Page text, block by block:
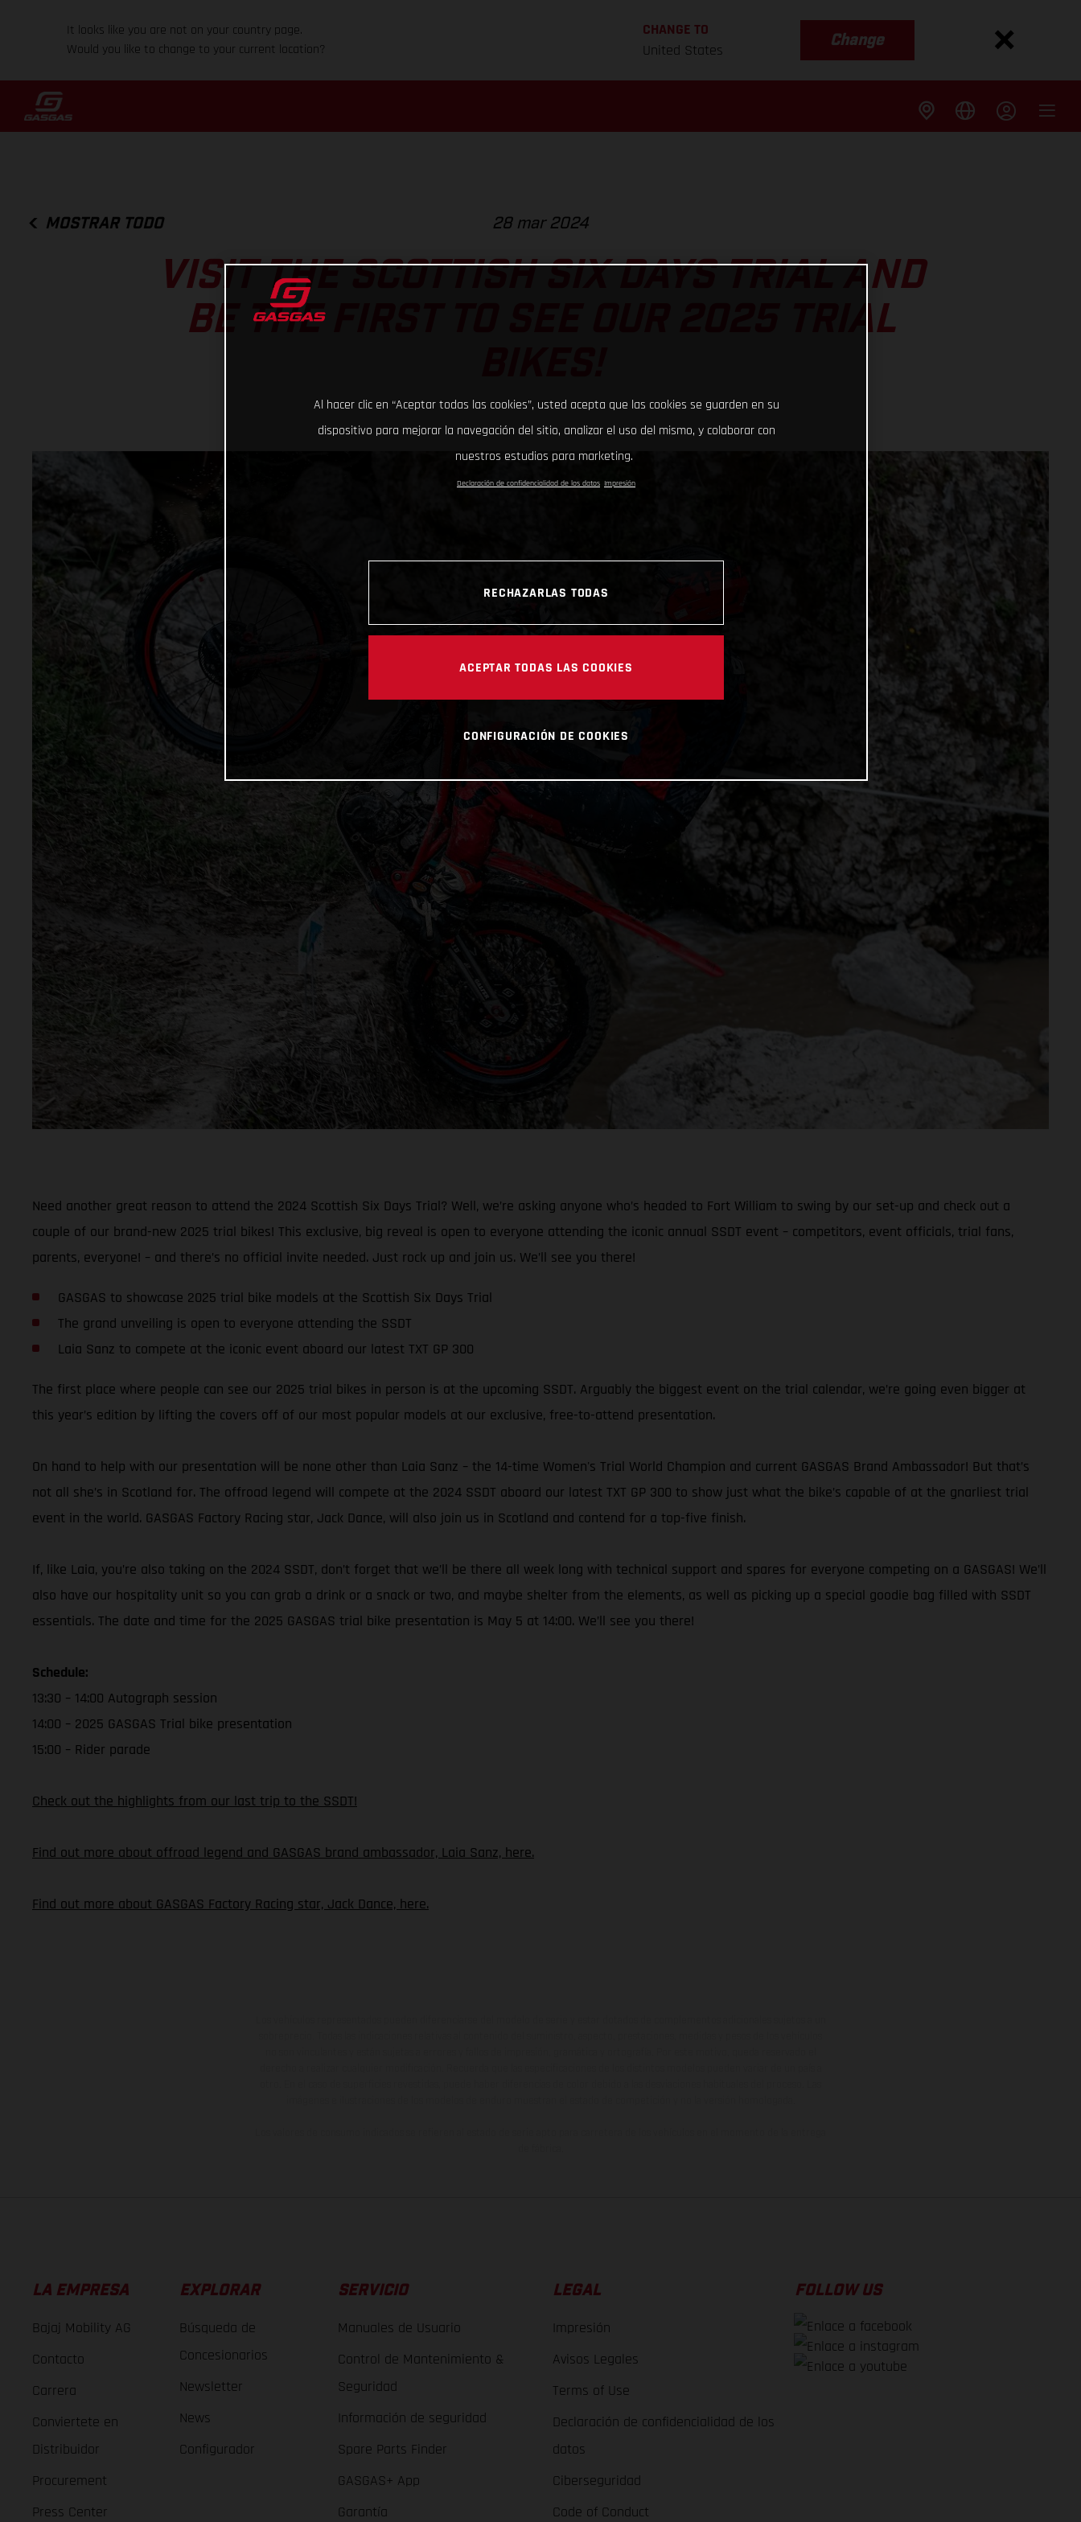
It looks like you are not on your country page.
Would you like to change to your current location?
CHANGE TO
United States
Change
MOSTRAR TODO 28 mar 2024
VISIT THE SCOTTISH SIX DAYS TRIAL AND
BE THE FIRST TO SEE OUR 2025 TRIAL
Need another great reason to attend the 2024 Scottish Six Days Trial? Well, we’re asking anyone who’s headed to Fort William to swing by our set-up and check out a
couple of our brand-new 2025 trial bikes! This exclusive, big reveal is open to everyone attending the iconic annual SSDT event – competitors, event officials, trial fans,
parents, everyone! – and there’s no official invite needed. Just rock up and join us. We’ll see you there!
GASGAS to showcase 2025 trial bike models at the Scottish Six Days Trial
The grand unveiling is open to everyone attending the SSDT
Laia Sanz to compete at the iconic event aboard our latest TXT GP 300
The first place where people can see our 2025 trial bikes in person is at the upcoming SSDT. Arguably the biggest event on the trial calendar, we’re going even bigger at
this year’s edition by lifting the covers off of our most popular models at our exclusive, free-to-attend presentation.
On hand to help with our presentation will be none other than Laia Sanz – the 14-time Women's Trial World Champion and current GASGAS Brand Ambassador! But that’s
not all she’s in Scotland for. The offroad legend will compete at the 2024 SSDT aboard our latest TXT GP 300 to show just what the bike’s capable of at the gnarliest trial
event in the world. GASGAS Factory Racing star, Jack Dance, will also join us in Scotland and contend for a top-five finish.
If, like Laia, you’re also taking on the 2024 SSDT, don’t forget that we’ll be there all week long with technical support and spares for everyone competing on a GASGAS! We’ll
also have our hospitality unit so you can grab a drink or a snack or two, and maybe shelter from the elements, as well as picking up a special goodie bag filled with SSDT
essentials. The date and time for the 2025 GASGAS trial bike presentation is May 5 at 14:00. We’ll see you there!
Schedule:
13:30 – 14:00 Autograph session
14:00 – 2025 GASGAS Trial bike presentation
15:00 – Rider parade
Check out the highlights from our last trip to the SSDT!
Find out more about offroad legend and GASGAS brand ambassador, Laia Sanz, here.
Find out more about GASGAS Factory Racing star, Jack Dance, here.
LA EMPRESA
Bajaj Mobility AG
Contacto
Carrera
Conviertete en
Distribuidor
Procurement
Press Center
EXPLORAR
Búsqueda de
Concesionarios
Newsletter
News
Configurador
SERVICIO
Manuales de Usuario
Control de Mantenimiento &
Seguridad
Información de seguridad
Spare Parts Finder
GASGAS+ App
Garantía
LEGAL
Impresión
Avisos Legales
Terms of Use
Declaración de confidencialidad de los
datos
Ciberseguridad
Code of Conduct
FOLLOW US
Al hacer clic en “Aceptar todas las cookies”, usted acepta que las cookies se guarden en su
dispositivo para mejorar la navegación del sitio, analizar el uso del mismo, y colaborar con
nuestros estudios para marketing.
Declaración de confidencialidad de los datos Impresión
RECHAZARLAS TODAS
ACEPTAR TODAS LAS COOKIES
CONFIGURACIÓN DE COOKIES